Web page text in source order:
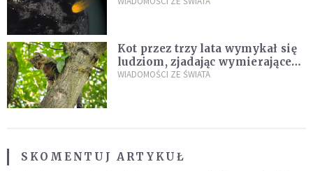
Kot przez trzy lata wymykał się
ludziom, zjadając wymierające
kaczki. W końcu popełnił
WIADOMOŚCI ZE ŚWIATA
SKOMENTUJ ARTYKUŁ